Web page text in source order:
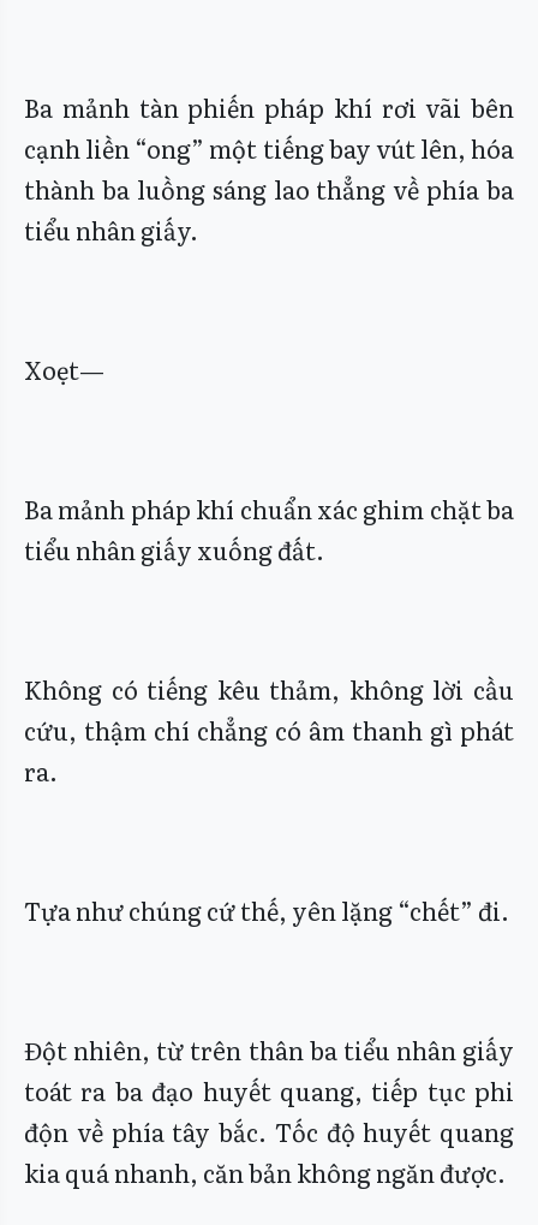
Ba mảnh tàn phiến pháp khí rơi vãi bên
cạnh liền “ong” một tiếng bay vút lên, hóa
thành ba luồng sáng lao thẳng về phía ba
tiểu nhân giấy.
Xoẹt—
Ba mảnh pháp khí chuẩn xác ghim chặt ba
tiểu nhân giấy xuống đất.
Không có tiếng kêu thảm, không lời cầu
cứu, thậm chí chẳng có âm thanh gì phát
ra.
Tựa như chúng cứ thế, yên lặng “chết” đi.
Đột nhiên, từ trên thân ba tiểu nhân giấy
toát ra ba đạo huyết quang, tiếp tục phi
độn về phía tây bắc. Tốc độ huyết quang
kia quá nhanh, căn bản không ngăn được.